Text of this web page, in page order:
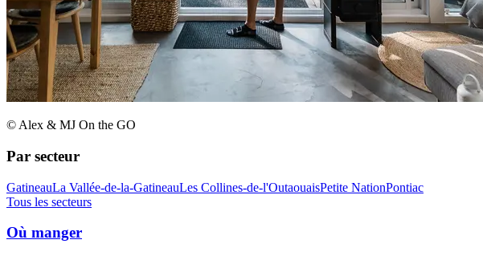
© Alex & MJ On the GO
Par secteur
GatineauLa Vallée-de-la-GatineauLes Collines-de-l'OutaouaisPetite NationPontiac
Tous les secteurs
Où manger